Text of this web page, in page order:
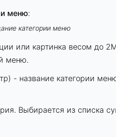
меню:
категории меню
или картинка весом до
меню.
- название категории
Выбирается из списка